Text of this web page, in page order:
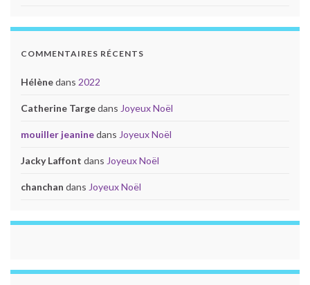
COMMENTAIRES RÉCENTS
Hélènedans 2022
Catherine Targedans Joyeux Noël
mouiller jeaninedans Joyeux Noël
Jacky Laffont dans Joyeux Noël
chanchan dans Joyeux Noël